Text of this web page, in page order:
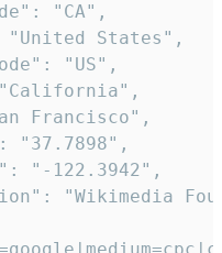
"CA",
States",
"US",
Francisco",
"37.7898",
"-122.3942",
"Wikimedia